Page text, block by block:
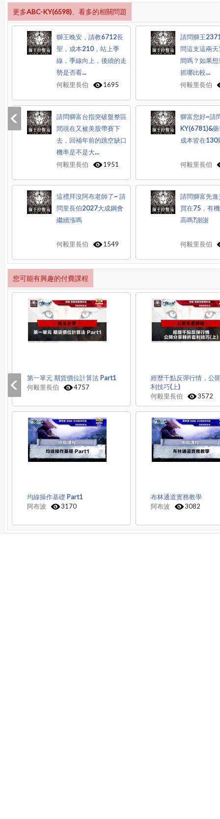
更多ABC-KY(6598)、看多的相關問題
獅王晚安，請教6712長
聖，成本210，站上季
線，季線向上，後續的走
勢是否看...
何毅里長伯
1695
請問獅王
問這支這兩
間嗎？如果
抓哪比較...
何毅里長伯
請問獅富台指突破盤整區
間現在又被美股帶賽下
去，回補年前的跳空缺口
機率是不是大...
何毅里長伯
1951
獅富您好~請
KY(6781)&
成本皆在130
何毅里長伯
這禮拜沒阿布老師了~ 請
問里長伯2027大成鋼會
繼續漲嗎
何毅里長伯 1549
請問獅富先
買在75，有
高嗎?謝謝
何毅里長伯
您可能有興趣的付費課程
第一單元 期貨價位計算法 Part1
何毅里長伯
4757
經歷千點反彈行情，公
利技巧(上)
何毅里長伯
3572
均線操作基礎 Part1
阿布波
3170
布林通道實務教學
阿布波
3082